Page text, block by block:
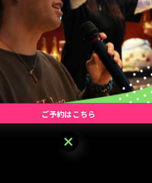
ご予約はこちら
ご予約はこちら